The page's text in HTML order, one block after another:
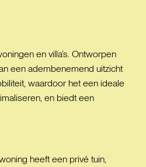
en villa’s. Ontworpen
een adembenemend uitzicht
waardoor het een ideale
en biedt een
heeft een privé tuin,